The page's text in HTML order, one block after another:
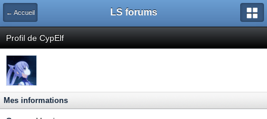
← Accueil LS forums
Profil de CypElf
Mes informations